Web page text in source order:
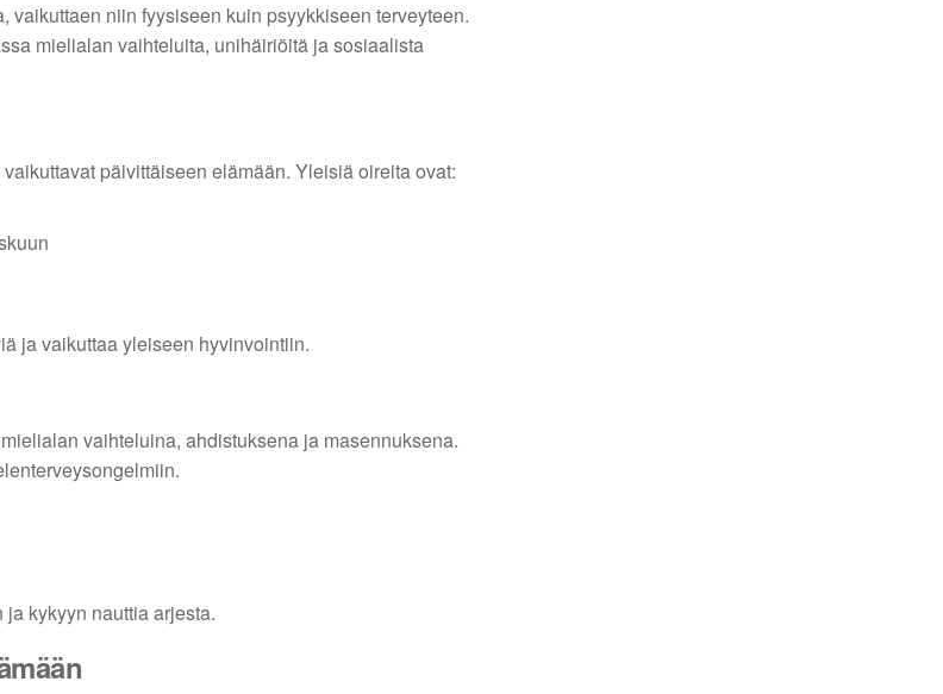
niin fyysiseen kuin psyykkiseen terveyteen.
mielialan vaihteluita, unihäiriöitä ja sosiaalista
päivittäiseen elämään. Yleisiä oireita ovat:
ja vaikuttaa yleiseen hyvinvointiin.
vaihteluina, ahdistuksena ja masennuksena.
kykyyn nauttia arjesta.